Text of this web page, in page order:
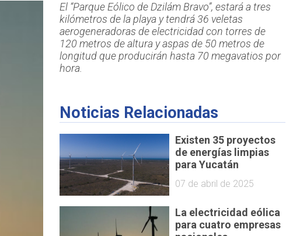
El “Parque Eólico de Dzilám Bravo”, estará a tres
kilómetros de la playa y tendrá 36 veletas
aerogeneradoras de electricidad con torres de
120 metros de altura y aspas de 50 metros de
longitud que producirán hasta 70 megavatios por
hora.
Noticias Relacionadas
Existen 35 proyectos
de energías limpias
para Yucatán
07 de abril de 2025
La electricidad eólica
para cuatro empresas